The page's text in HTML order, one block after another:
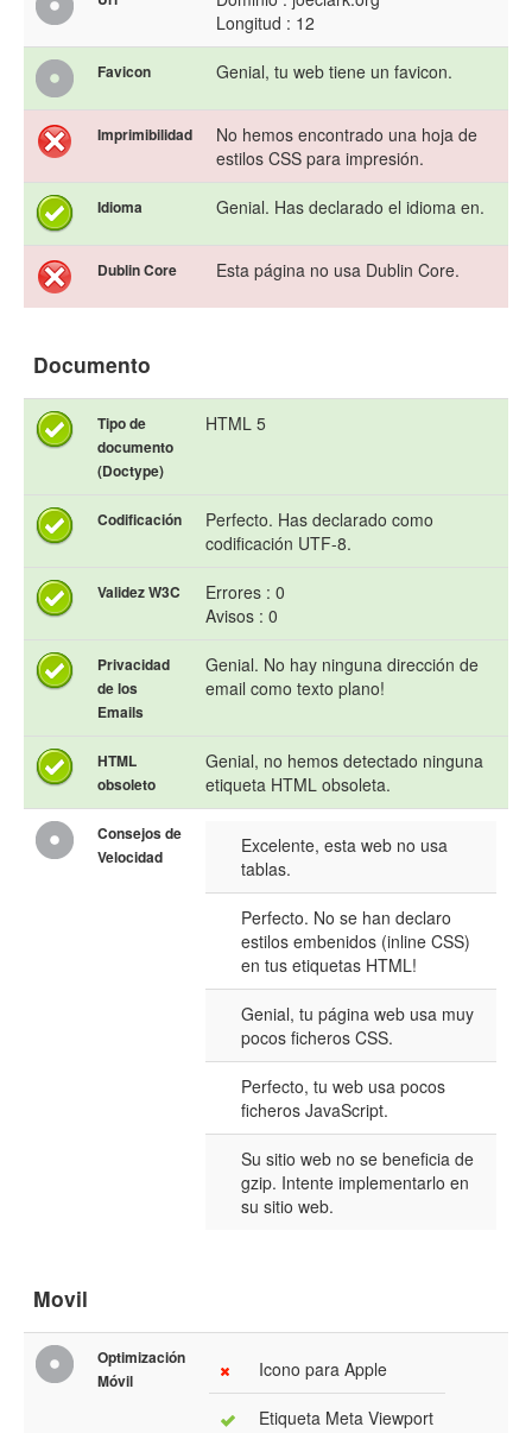
Longitud : 12
Favicon Genial, tu web tiene un favicon.
Imprimibilidad
No hemos encontrado una hoja de
estilos CSS para impresión.
Idioma Genial. Has declarado el idioma en.
Dublin Core Esta página no usa Dublin Core.
Documento
Tipo de
documento
(Doctype)
HTML 5
Codificación
Perfecto. Has declarado como
codificación UTF-8.
Validez W3C
Errores : 0
Avisos : 0
Privacidad
de los
Emails
Genial. No hay ninguna dirección de
email como texto plano!
HTML
obsoleto
Genial, no hemos detectado ninguna
etiqueta HTML obsoleta.
Consejos de
Velocidad
Excelente, esta web no usa
tablas.
Perfecto. No se han declaro
estilos embenidos (inline CSS)
en tus etiquetas HTML!
Genial, tu página web usa muy
pocos ficheros CSS.
Perfecto, tu web usa pocos
ficheros JavaScript.
Su sitio web no se beneficia de
gzip. Intente implementarlo en
su sitio web.
Movil
Optimización
Móvil
Icono para Apple
Etiqueta Meta Viewport